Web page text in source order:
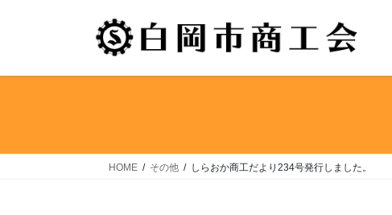
HOME その他 しらおか商工だより234号発行しました。